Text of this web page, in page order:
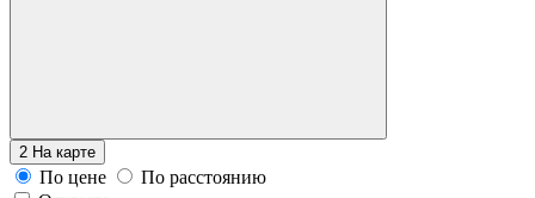
2 На карте
По цене
По расстоянию